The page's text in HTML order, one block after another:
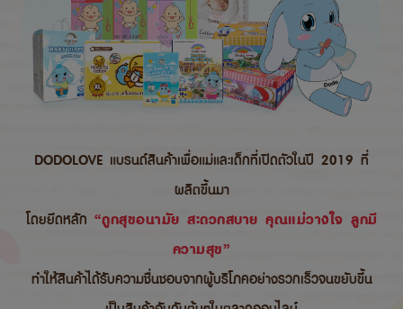
DODOLOVE แบรนด์สินค้าเพื่อแม่และเด็กที่เปิดตัวในปี 2019 ที่
ผลิตขึ้นมา
โดยยึดหลัก “ถูกสุขอนามัย สะดวกสบาย คุณแม่วางใจ ลูกมี
ความสุข”
ทำให้สินค้าได้รับความชื่นชอบจากผู้บริโภคอย่างรวกเร็วจนขยับขึ้น